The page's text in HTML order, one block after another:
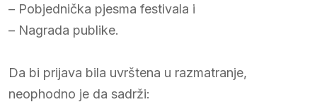
– Pobjednička pjesma festivala i
– Nagrada publike.
Da bi prijava bila uvrštena u razmatranje,
neophodno je da sadrži: